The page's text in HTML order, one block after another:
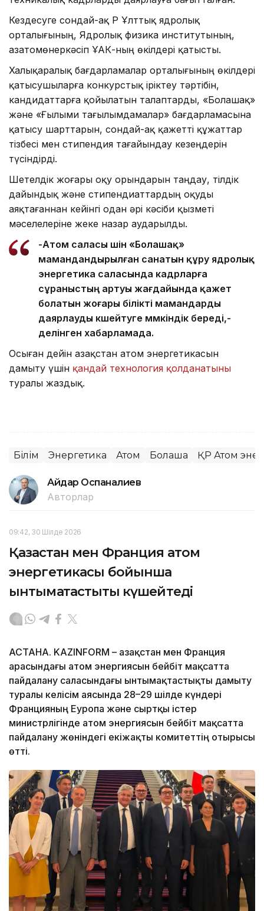
Кездесуге сондай-ақ ҚР Ұлттық ядролық
орталығының, Ядролық физика институтының,
Қазатомөнеркәсіп ҰАК-ның өкілдері қатысты.
Халықаралық бағдарламалар орталығының өкілдері
қатысушыларға конкурстық іріктеу тәртібін,
кандидаттарға қойылатын талаптарды, «Болашақ»
және «Ғылыми тағылымдамалар» бағдарламасына
қатысу шарттарын, сондай-ақ қажетті құжаттар
тізбесі мен стипендия тағайындау кезеңдерін
түсіндірді.
Шетелдік жоғары оқу орындарын таңдау, тілдік
дайындық және стипендиаттардың оқуды
аяқтағаннан кейінгі одан әрі кәсіби қызметі
мәселелеріне жеке назар аударылды.
-Атом саласы үшін «Болашақ»
мамандандырылған санатын құру ядролық
энергетика саласында кадрларға
сұраныстың артуы жағдайында қажет
болатын жоғары білікті мамандарды
даярлауды күшейтуге мүмкіндік береді,-
делінген хабарламада.
Осыған дейін Қазақстан атом энергетикасын
дамыту үшін қандай технология қолданатыны
туралы жаздық.
Білім Энергетика Атом Болашақ ҚР Атом
Айдар Оспаналиев
Авторлар
09:42, 30 Шілде 2026
Қазақстан мен Франция атом
энергетикасы бойынша
ынтымақтастықты күшейтеді
АСТАНА. KAZINFORM – Қазақстан мен Франция
арасындағы атом энергиясын бейбіт мақсатта
пайдалану саласындағы ынтымақтастықты дамыту
туралы келісім аясында 28–29 шілде күндері
Францияның Еуропа және сыртқы істер
министрлігінде атом энергиясын бейбіт мақсатта
пайдалану жөніндегі екіжақты комитеттің отырысы
өтті.